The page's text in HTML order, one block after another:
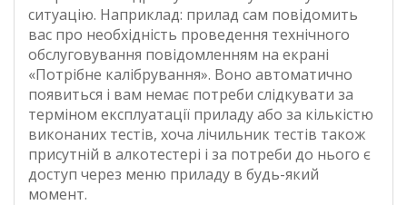
ситуацію. Наприклад: прилад сам повідомить
вас про необхідність проведення технічного
обслуговування повідомленням на екрані
«Потрібне калібрування». Воно автоматично
появиться і вам немає потреби слідкувати за
терміном експлуатації приладу або за кількістю
виконаних тестів, хоча лічильник тестів також
присутній в алкотестері і за потреби до нього є
доступ через меню приладу в будь-який
момент.